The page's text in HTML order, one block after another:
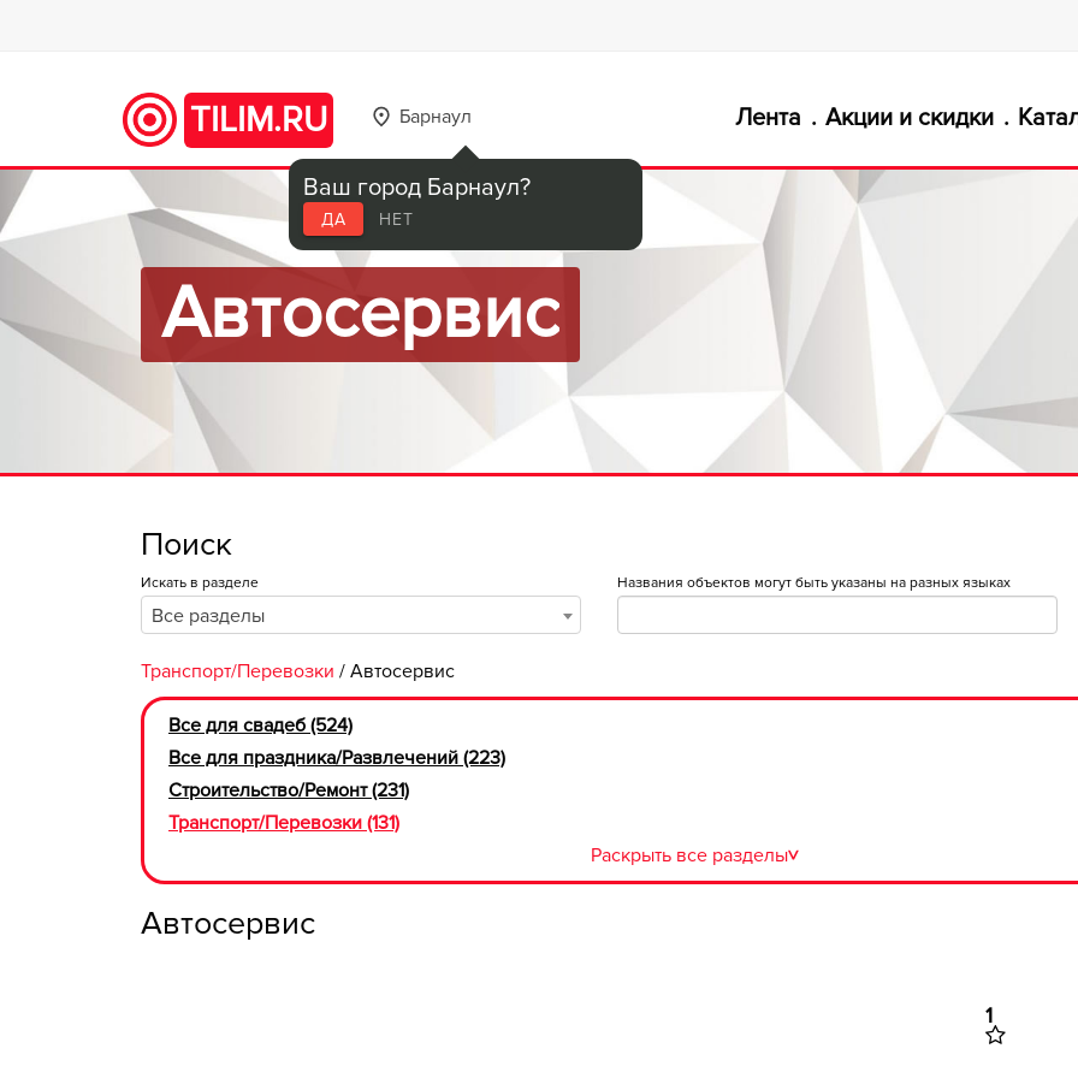
TILIM.RU Барнаул
Ваш город Барнаул?
ДА НЕТ
Лента Акции и скидки
Автосервис
Поиск
Искать в разделе
Все разделы
Названия объектов могут быть указаны на разных языках
Транспорт/Перевозки / Автосервис
Все для свадеб (524)
Все для праздника/Развлечений (223)
Строительство/Ремонт (231)
Транспорт/Перевозки (131)
Раскрыть все разделы>
Автосервис
1